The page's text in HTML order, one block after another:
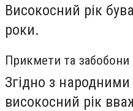
Високосний рік
роки.
Прикмети та забобони
Згідно з
високосний рік